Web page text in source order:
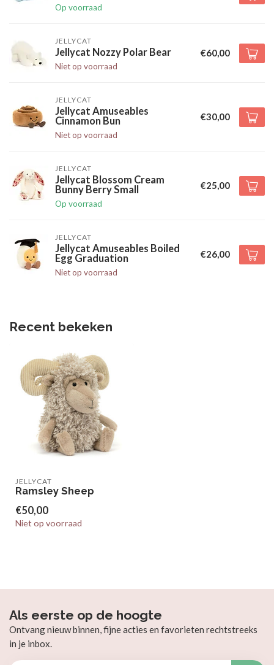
Op voorraad
JELLYCAT
Jellycat Nozzy Polar Bear
Niet op voorraad
€60,00
JELLYCAT
Jellycat Amuseables
Cinnamon Bun
Niet op voorraad
€30,00
JELLYCAT
Jellycat Blossom Cream
Bunny Berry Small
Op voorraad
€25,00
JELLYCAT
Jellycat Amuseables Boiled
Egg Graduation
Niet op voorraad
€26,00
Recent bekeken
JELLYCAT
Ramsley Sheep
€50,00
Niet op voorraad
Als eerste op de hoogte
Ontvang nieuw binnen, fijne acties en favorieten rechtstreeks
in je inbox.